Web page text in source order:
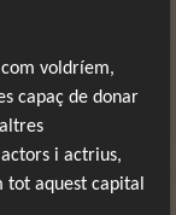
voldríem,
capaç de donar
i actrius,
tot aquest capital